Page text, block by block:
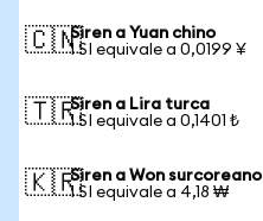
🇨🇳Siren a Yuan chino
1 SI equivale a 0,0199 ¥
🇹🇷Siren a Lira turca
1 SI equivale a 0,1401 ₺
🇰🇷Siren a Won surcoreano
1 SI equivale a 4,18 ₩